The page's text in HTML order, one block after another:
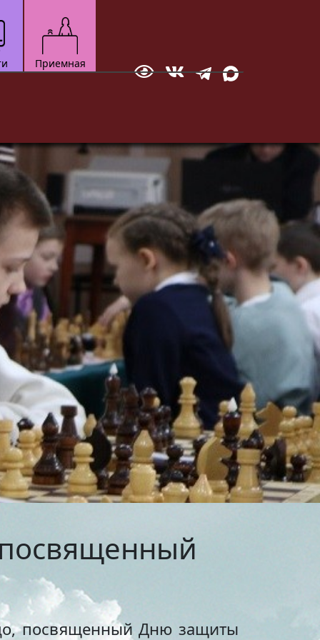
многоборье
атлетика
аэробика
теннис
в
Приемная
посвященный Дню защиты